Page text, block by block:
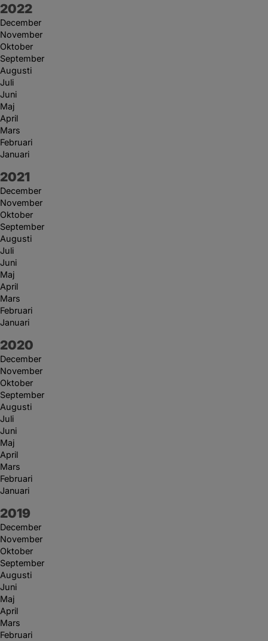
År:
2022
December
November
Oktober
September
Augusti
Juli
Juni
Maj
April
Mars
Februari
Januari
År:
2021
December
November
Oktober
September
Augusti
Juli
Juni
Maj
April
Mars
Februari
Januari
År:
2020
December
November
Oktober
September
Augusti
Juli
Juni
Maj
April
Mars
Februari
Januari
År:
2019
December
November
Oktober
September
Augusti
Juni
Maj
April
Mars
Februari